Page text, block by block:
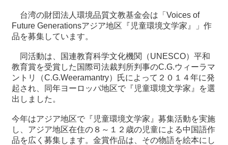
湾
の
関
連
リ
ク
台湾の財団法人環境品質文教基金会は「Voices of
Future Generationsアジア地区『児童環境文学家』」作
品を募集しています。
同活動は、国連教育科学文化機関（UNESCO）平和
教育賞を受賞した国際司法裁判所判事のC.G.ウィーラマ
ントリ（C.G.Weeramantry）氏によって２０１４年に発
起され、同年ヨーロッパ地区で『児童環境文学家』を選
出しました。
今年はアジア地区で『児童環境文学家』募集活動を実施
し、アジア地区在住の８～１２歳の児童による中国語作
品を広く募集します。金賞作品は、その物語を絵本にし